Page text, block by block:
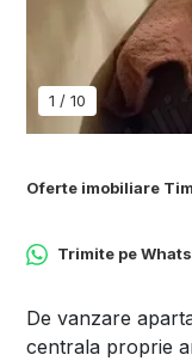
1 / 10
Oferte imobiliare
Trimite pe
De vanzare
centrala proprie